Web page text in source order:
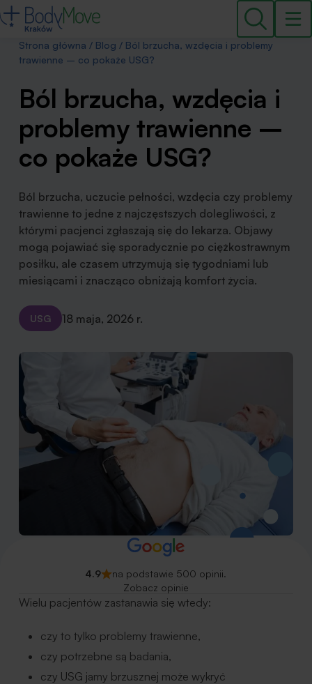
Strona główna / Blog / Ból brzucha, wzdęcia i problemy
trawienne – co pokaże USG?
Ból brzucha, wzdęcia i
problemy trawienne –
co pokaże USG?
Ból brzucha, uczucie pełności, wzdęcia czy problemy
trawienne to jedne z najczęstszych dolegliwości, z
którymi pacjenci zgłaszają się do lekarza. Objawy
mogą pojawiać się sporadycznie po ciężkostrawnym
posiłku, ale czasem utrzymują się tygodniami lub
miesiącami i znacząco obniżają komfort życia.
USG 18 maja, 2026 r.
4.9
na podstawie 500 opinii.
Zobacz opinie
Wielu pacjentów zastanawia się wtedy:
czy to tylko problemy trawienne,
czy potrzebne są badania,
czy USG jamy brzusznej może wykryć